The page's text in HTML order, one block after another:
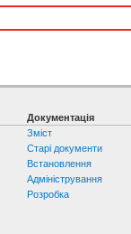
Документація
Зміст
Старі документи
Встановлення
Адміністрування
Розробка